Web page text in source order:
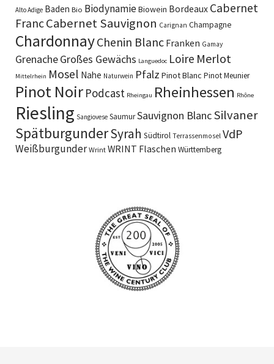
Alto Adige Baden Bio BiodynamieBiowein Bordeaux Cabernet
FrancCabernet Sauvignon Carignan Champagne
ChardonnayChenin Blanc Franken Gamay
GrenacheGroßes Gewächs Languedoc Loire Merlot
Mittelrhein Mosel Nahe Naturwein Pfalz Pinot Blanc Pinot Meunier
Pinot Noir Podcast Rheingau Rheinhessen Rhône
Riesling Sangiovese SaumurSauvignon BlancSilvaner
SpätburgunderSyrah Südtirol Terrassenmosel VdP
Weißburgunder Wrint WRINT Flaschen Württemberg